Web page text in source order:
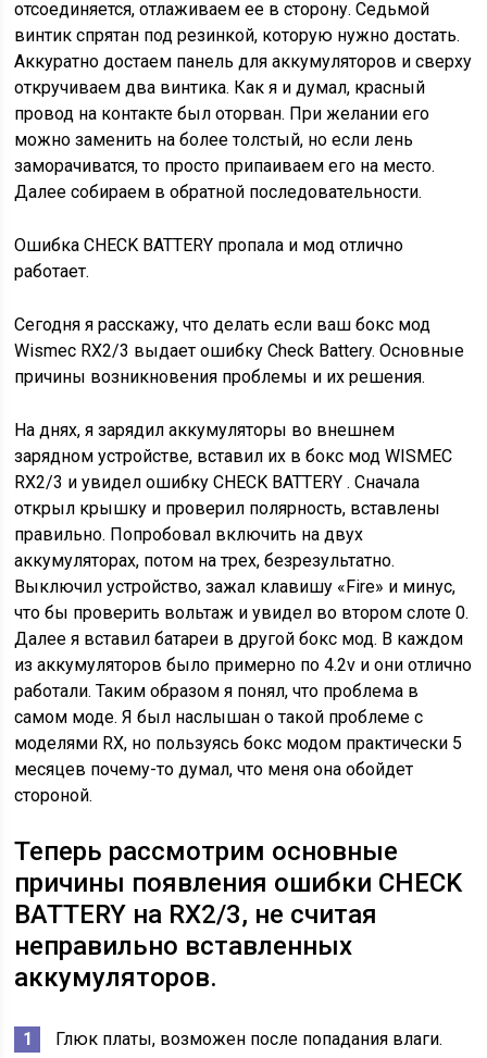
отсоединяется, отлаживаем ее в сторону. Седьмой
винтик спрятан под резинкой, которую нужно достать.
Аккуратно достаем панель для аккумуляторов и сверху
откручиваем два винтика. Как я и думал, красный
провод на контакте был оторван. При желании его
можно заменить на более толстый, но если лень
заморачиватся, то просто припаиваем его на место.
Далее собираем в обратной последовательности.
Ошибка CHECK BATTERY пропала и мод отлично
работает.
Сегодня я расскажу, что делать если ваш бокс мод
Wismec RX2/3 выдает ошибку Check Battery. Основные
причины возникновения проблемы и их решения.
На днях, я зарядил аккумуляторы во внешнем
зарядном устройстве, вставил их в бокс мод WISMEC
RX2/3 и увидел ошибку CHECK BATTERY . Сначала
открыл крышку и проверил полярность, вставлены
правильно. Попробовал включить на двух
аккумуляторах, потом на трех, безрезультатно.
Выключил устройство, зажал клавишу «Fire» и минус,
что бы проверить вольтаж и увидел во втором слоте 0.
Далее я вставил батареи в другой бокс мод. В каждом
из аккумуляторов было примерно по 4.2v и они отлично
работали. Таким образом я понял, что проблема в
самом моде. Я был наслышан о такой проблеме с
моделями RX, но пользуясь бокс модом практически 5
месяцев почему-то думал, что меня она обойдет
стороной.
Теперь рассмотрим основные
причины появления ошибки CHECK
BATTERY на RX2/3, не считая
неправильно вставленных
аккумуляторов.
Глюк платы, возможен после попадания влаги.